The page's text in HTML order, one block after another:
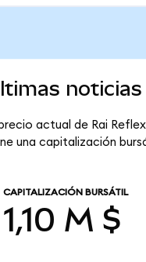
noticias
actual de Rai
una capitalización
CAPITALIZACIÓN BURSÁTIL
1,10 M $